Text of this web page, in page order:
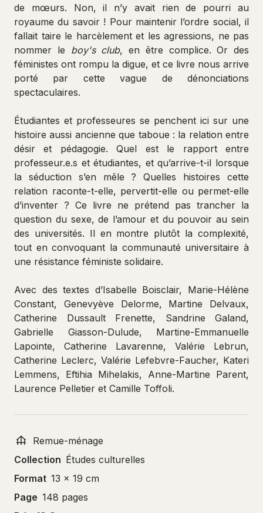
de mœurs. Non, il n’y avait rien de pourri au
royaume du savoir ! Pour maintenir l’ordre social, il
fallait taire le harcèlement et les agressions, ne pas
nommer le boy's club, en être complice. Or des
féministes ont rompu la digue, et ce livre nous arrive
porté par cette vague de dénonciations
spectaculaires.
Étudiantes et professeures se penchent ici sur une
histoire aussi ancienne que taboue : la relation entre
désir et pédagogie. Quel est le rapport entre
professeur.e.s et étudiantes, et qu’arrive-t-il lorsque
la séduction s’en mêle ? Quelles histoires cette
relation raconte-t-elle, pervertit-elle ou permet-elle
d’inventer ? Ce livre ne prétend pas trancher la
question du sexe, de l’amour et du pouvoir au sein
des universités. Il en montre plutôt la complexité,
tout en convoquant la communauté universitaire à
une résistance féministe solidaire.
Avec des textes d’Isabelle Boisclair, Marie-Hélène
Constant, Genevyève Delorme, Martine Delvaux,
Catherine Dussault Frenette, Sandrine Galand,
Gabrielle Giasson-Dulude, Martine-Emmanuelle
Lapointe, Catherine Lavarenne, Valérie Lebrun,
Catherine Leclerc, Valérie Lefebvre-Faucher, Kateri
Lemmens, Eftihia Mihelakis, Anne-Martine Parent,
Laurence Pelletier et Camille Toffoli.
Remue-ménage
Collection Études culturelles
Format 13 x 19 cm
Page 148 pages